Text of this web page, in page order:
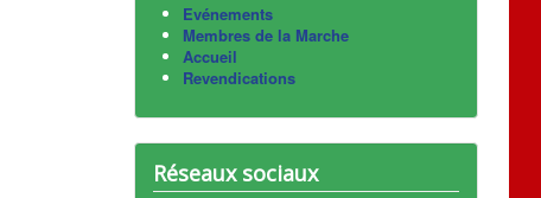
Evénements
Membres de la Marche
Accueil
Revendications
Réseaux sociaux